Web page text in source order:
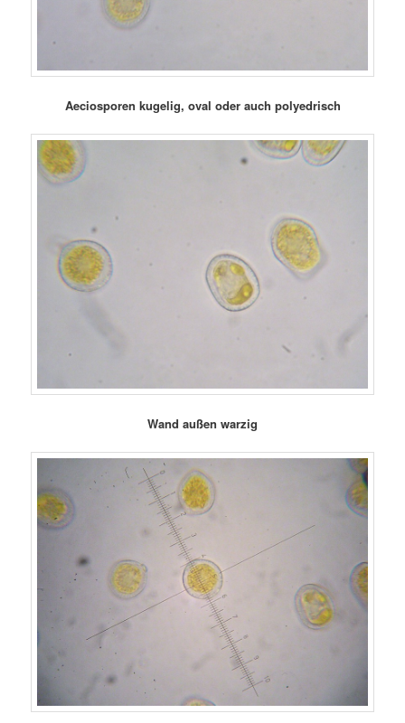
Aeciosporen kugelig, oval oder auch polyedrisch
Wand außen warzig